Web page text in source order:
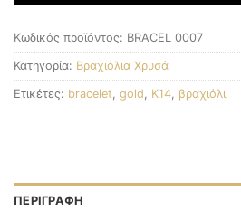
Κωδικός προϊόντος: BRACEL 0007
Κατηγορία: Βραχιόλια Χρυσά
Ετικέτες: bracelet gold K14 βραχιόλι
ΠΕΡΙΓΡΑΦΉ